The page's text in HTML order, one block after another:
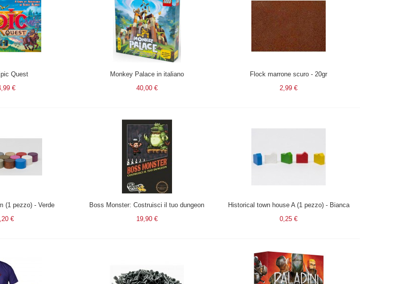
Quest
€
Monkey Palace in italiano
40,00 €
Flock marrone scuro - 20gr
2,99 €
(1 pezzo) - Verde
€
Boss Monster: Costruisci il tuo dungeon
19,90 €
Historical town house A (1 pezzo) - Bianca
0,25 €